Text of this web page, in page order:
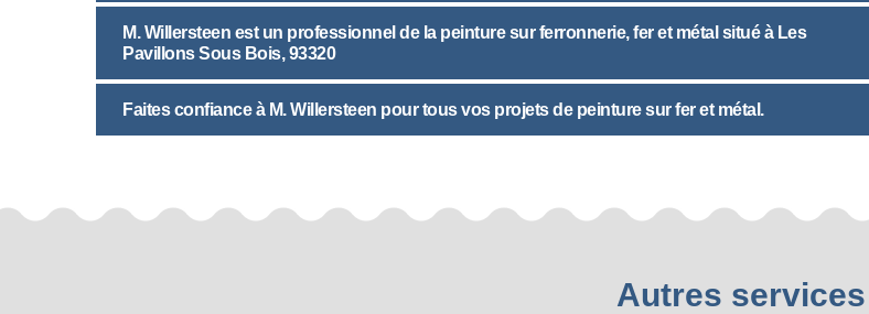
M. Willersteen est un professionnel de la peinture sur ferronnerie, fer et métal situé à Les
Pavillons Sous Bois, 93320
Faites confiance à M. Willersteen pour tous vos projets de peinture sur fer et métal.
Autres services